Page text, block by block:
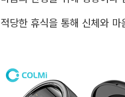
적당한 휴식을 통해 신체와